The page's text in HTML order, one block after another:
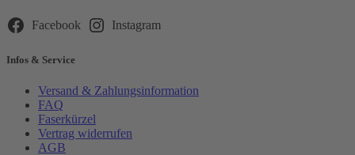
leer.
Facebook Instagram
Infos & Service
Versand & Zahlungsinformation
FAQ
Faserkürzel
Vertrag widerrufen
AGB